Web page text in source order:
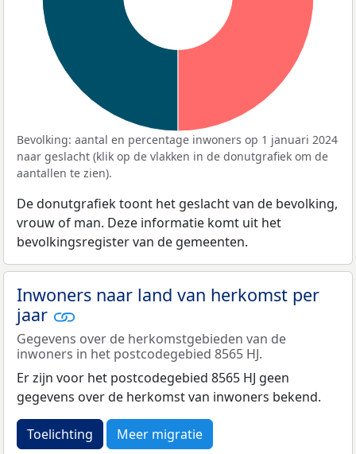
Bevolking: aantal en percentage inwoners op 1 januari 2024
naar geslacht (klik op de vlakken in de donutgrafiek om de
aantallen te zien).
De donutgrafiek toont het geslacht van de bevolking,
vrouw of man. Deze informatie komt uit het
bevolkingsregister van de gemeenten.
Inwoners naar land van herkomst per
jaar
Gegevens over de herkomstgebieden van de
inwoners in het postcodegebied 8565 HJ.
Er zijn voor het postcodegebied 8565 HJ geen
gegevens over de herkomst van inwoners bekend.
Toelichting Meer migratie